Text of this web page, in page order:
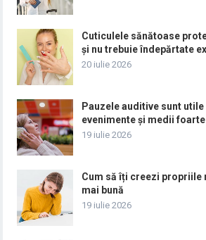
Cuticulele sănătoase
și nu trebuie îndepărtate
20 iulie 2026
Pauzele auditive sunt
evenimente și medii
19 iulie 2026
Cum să îți creezi propriile
mai bună
19 iulie 2026